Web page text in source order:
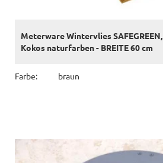
Meterware Wintervlies SAFEGREEN,
Kokos naturfarben - BREITE 60 cm
Farbe: braun